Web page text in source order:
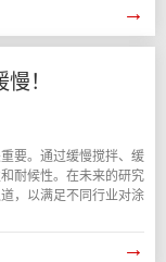
→
！
要。通过缓慢搅拌、缓
耐候性。在未来的研究
，以满足不同行业对涂
→